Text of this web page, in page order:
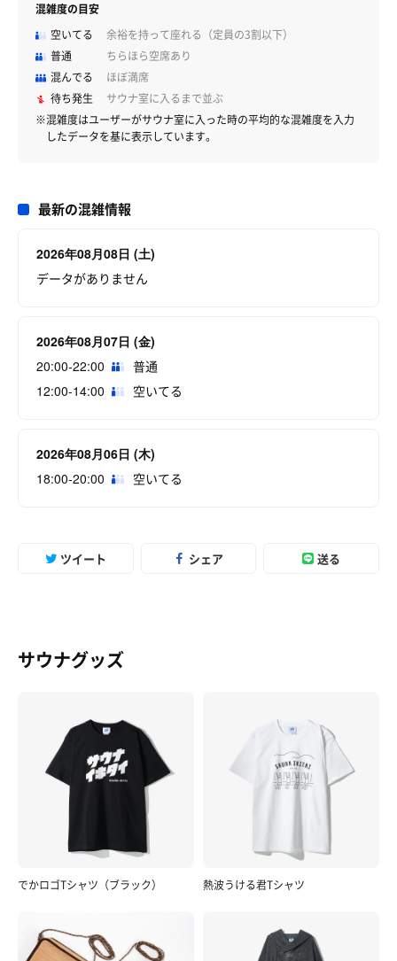
混雑度の目安
空いてる
余裕を持って座れる（定員の3割以下）
普通
ちらほら空席あり
混んでる
ほぼ満席
待ち発生
サウナ室に入るまで並ぶ
※混雑度はユーザーがサウナ室に入った時の平均的な混雑度を入力
したデータを基に表示しています。
最新の混雑情報
2026年08月08日 (土)
データがありません
2026年08月07日 (金)
20:00-22:00
普通
12:00-14:00
空いてる
2026年08月06日 (木)
18:00-20:00
空いてる
ツイート シェア 送る
サウナグッズ
でかロゴTシャツ（ブラック） 熱波うける君Tシャツ